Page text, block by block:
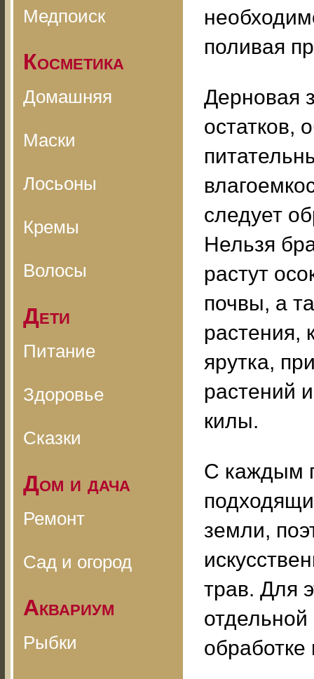
Медпоиск
Косметика
Домашняя
Маски
Лосьоны
Кремы
Волосы
Дети
Питание
Здоровье
Сказки
Дом и дача
Ремонт
Сад и огород
Аквариум
Рыбки
поливая
Дерновая
остатков,
следует
Нельзя
растут
почвы, а
растения,
ярутка,
растений
килы.
С каждым
земли,
трав. Для